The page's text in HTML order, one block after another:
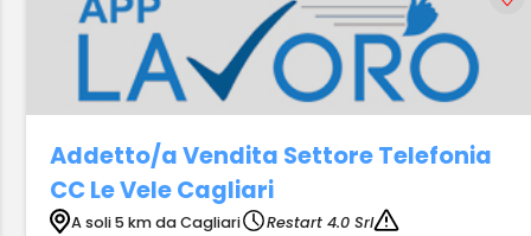
Addetto/a Vendita Settore Telefonia
CC Le Vele Cagliari
A soli 5 km da Cagliari
Restart 4.0 Srl